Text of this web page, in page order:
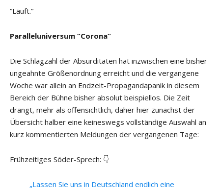
“Läuft.“
Paralleluniversum “Corona“
Die Schlagzahl der Absurditäten hat inzwischen eine bisher
ungeahnte Größenordnung erreicht und die vergangene
Woche war allein an Endzeit-Propagandapanik in diesem
Bereich der Bühne bisher absolut beispiellos. Die Zeit
drängt, mehr als offensichtlich, daher hier zunächst der
Übersicht halber eine keineswegs vollständige Auswahl an
kurz kommentierten Meldungen der vergangenen Tage:
Frühzeitiges Söder-Sprech: 👇
„Lassen Sie uns in Deutschland endlich eine